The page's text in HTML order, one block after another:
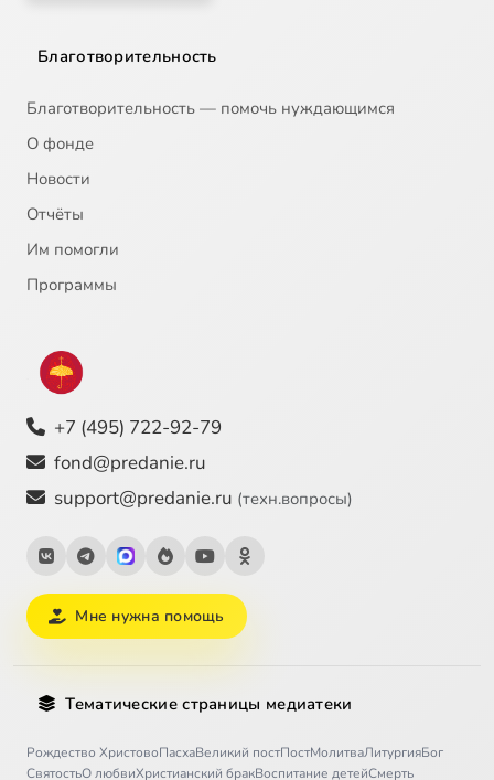
Благотворительность
Благотворительность — помочь нуждающимся
О фонде
Новости
Отчёты
Им помогли
Программы
+7 (495) 722-92-79
fond@predanie.ru
support@predanie.ru (техн.вопросы)
Мне нужна помощь
Тематические страницы медиатеки
Рождество ХристовоПасхаВеликий постПостМолитваЛитургияБог
СвятостьО любвиХристианский бракВоспитание детейСмерть